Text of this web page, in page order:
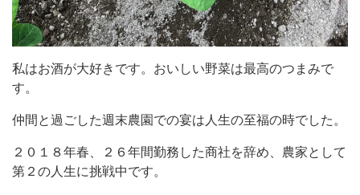
私はお酒が大好きです。おいしい野菜は最高のつまみで
す。
仲間と過ごした週末農園での宴は人生の至福の時でした。
２０１８年春、２６年間勤務した商社を辞め、農家として
第２の人生に挑戦中です。